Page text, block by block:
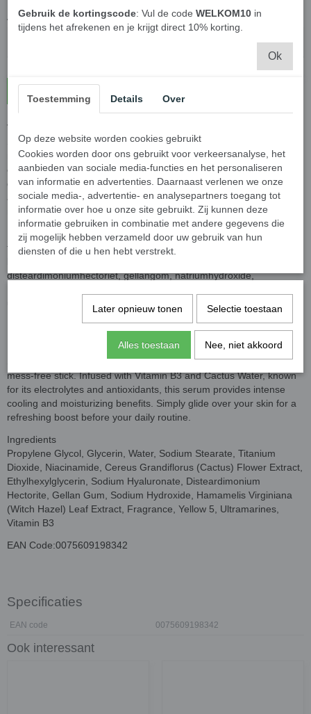
Aantal
Verfris en revitaliseer je huid met de OLAY Skin Cooling Serum
Stick. De unieke formule zorgt voor diepe hydratatie in een
makkelijk aan te brengen, vlekkeloze stick. Verrijkt met vitamine B3
en cactuswater, bekend om zijn elektrolyten en antioxidanten, biedt
dit serum intense verkoeling en hydratatie. Breng het eenvoudig
aan op je huid voor een verfrissende boost vóór je dagelijkse
routine.
Ingrediënten: Propyleenglycol, glycerine, water, natriumstearaat,
titaniumdioxide, niacinamide, Cereus Grandiflorus (cactus)
disteardimoniumhectoriet, gellangom, natriumhydroxide,
ultramarijn, vitamine B3
Refresh and revitalize your skin with OLAY Skin Cooling Serum
Stick. Our unique form delivers deep hydration in an easy-to-apply,
mess-free stick. Infused with Vitamin B3 and Cactus Water, known
for its electrolytes and antioxidants, this serum provides intense
cooling and moisturizing benefits. Simply glide over your skin for a
refreshing boost before your daily routine.
Ingredients
Propylene Glycol, Glycerin, Water, Sodium Stearate, Titanium
Dioxide, Niacinamide, Cereus Grandiflorus (Cactus) Flower Extract,
Ethylhexylglycerin, Sodium Hyaluronate, Disteardimonium
Hectorite, Gellan Gum, Sodium Hydroxide, Hamamelis Virginiana
(Witch Hazel) Leaf Extract, Fragrance, Yellow 5, Ultramarines,
Vitamin B3
EAN Code:0075609198342
Specificaties
EAN code 0075609198342
Ook interessant
Gebruik de kortingscode: Vul de code WELKOM10 in
tijdens het afrekenen en je krijgt direct 10% korting.
Ok
Toestemming Details Over
Op deze website worden cookies gebruikt
Cookies worden door ons gebruikt voor verkeersanalyse, het
aanbieden van sociale media-functies en het personaliseren
van informatie en advertenties. Daarnaast verlenen we onze
sociale media-, advertentie- en analysepartners toegang tot
informatie over hoe u onze site gebruikt. Zij kunnen deze
informatie gebruiken in combinatie met andere gegevens die
zij mogelijk hebben verzameld door uw gebruik van hun
diensten of die u hen hebt verstrekt.
Later opnieuw tonen Selectie toestaan
Alles toestaan Nee, niet akkoord